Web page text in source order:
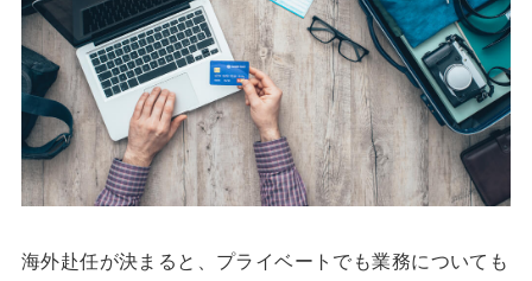
海外赴任が決まると、プライベートでも業務についても